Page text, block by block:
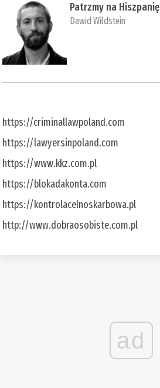
Patrzmy na Hiszpanię
Dawid Wildstein
https://criminallawpoland.com
https://lawyersinpoland.com
https://www.kkz.com.pl
https://blokadakonta.com
https://kontrolacelnoskarbowa.pl
http://www.dobraosobiste.com.pl
ad